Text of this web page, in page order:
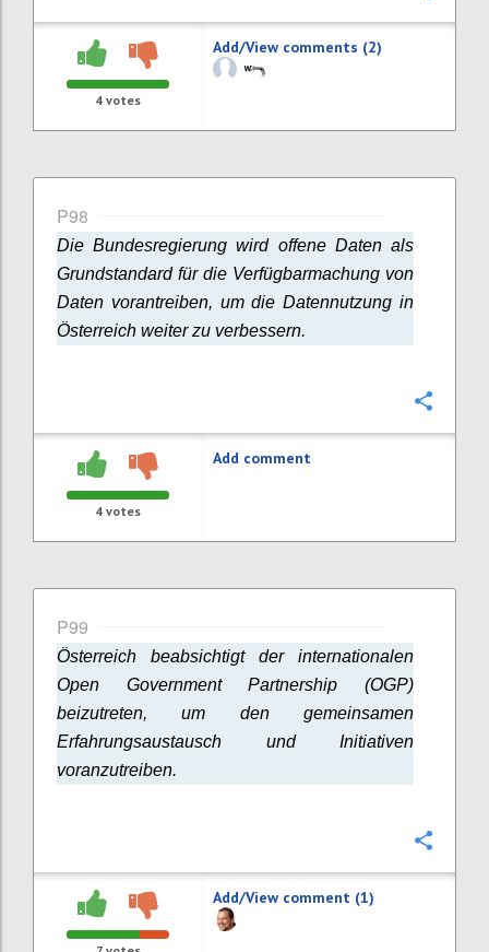
4 votes
Add/View comments (2)
P98
Die Bundesregierung wird offene Daten als
Grundstandard für die Verfügbarmachung von
Daten vorantreiben, um die Datennutzung in
Österreich weiter zu verbessern.
4 votes
Add comment
P99
Österreich beabsichtigt der internationalen
Open Government Partnership (OGP)
beizutreten, um den gemeinsamen
Erfahrungsaustausch und Initiativen
voranzutreiben.
Add/View comment (1)